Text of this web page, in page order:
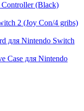
(Black)
2 (Joy Con/4 gribs)
для Nintendo Switch
Case для Nintendo